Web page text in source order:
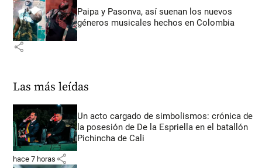
Paipa y Pasonva, así suenan los nuevos
géneros musicales hechos en Colombia
share
Las más leídas
Un acto cargado de simbolismos: crónica de
la posesión de De la Espriella en el batallón
Pichincha de Cali
hace 7 horas share